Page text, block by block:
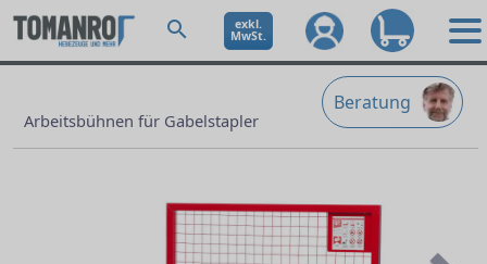
exkl.
MwSt.
Beratung
Arbeitsbühnen für Gabelstapler